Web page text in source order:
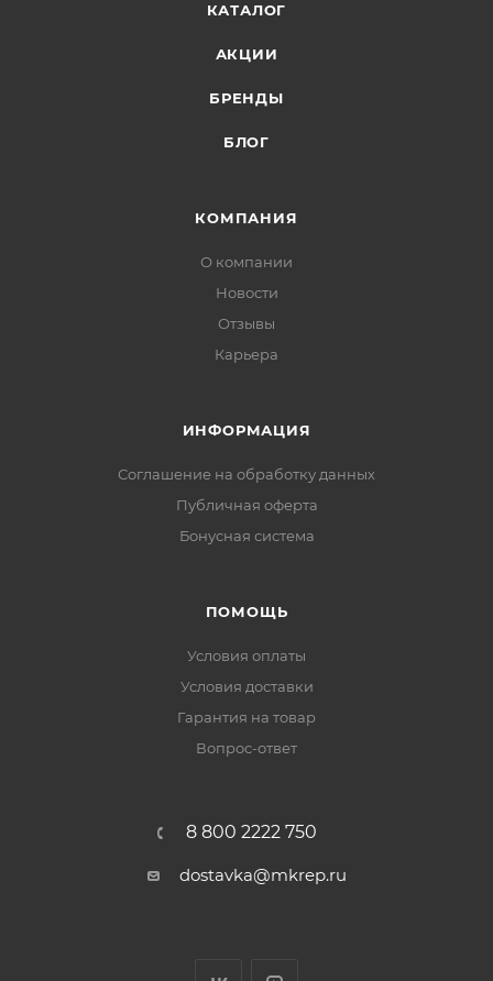
КАТАЛОГ
АКЦИИ
БРЕНДЫ
БЛОГ
КОМПАНИЯ
О компании
Новости
Отзывы
Карьера
ИНФОРМАЦИЯ
Соглашение на обработку данных
Публичная оферта
Бонусная система
ПОМОЩЬ
Условия оплаты
Условия доставки
Гарантия на товар
Вопрос-ответ
8 800 2222 750
dostavka@mkrep.ru